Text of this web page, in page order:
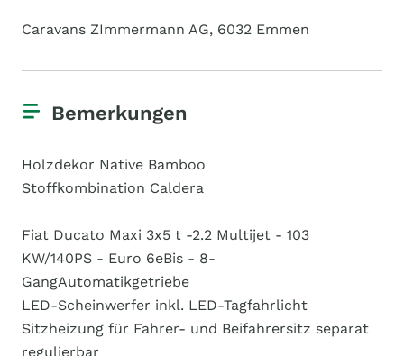
Caravans ZImmermann AG, 6032 Emmen
Bemerkungen
Holzdekor Native Bamboo
Stoffkombination Caldera
Fiat Ducato Maxi 3x5 t -2.2 Multijet - 103
KW/140PS - Euro 6eBis - 8-
GangAutomatikgetriebe
LED-Scheinwerfer inkl. LED-Tagfahrlicht
Sitzheizung für Fahrer- und Beifahrersitz separat
regulierbar